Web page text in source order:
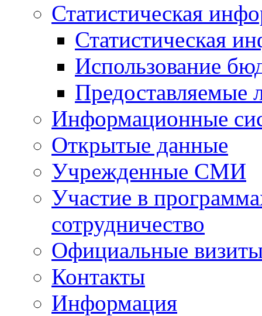
Статистическая
Статистическая
Использование
Предоставляемые
Информационные
Открытые данные
Учрежденные СМИ
Участие в
сотрудничество
Официальные
Контакты
Информация